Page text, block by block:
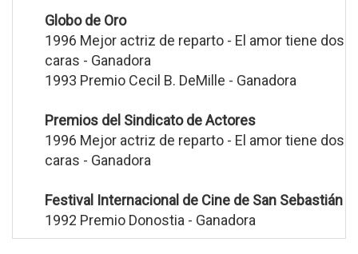
Globo de Oro
1996 Mejor actriz de reparto - El amor tiene dos
caras - Ganadora
1993 Premio Cecil B. DeMille - Ganadora
Premios del Sindicato de Actores
1996 Mejor actriz de reparto - El amor tiene dos
caras - Ganadora
Festival Internacional de Cine de San Sebastián
1992 Premio Donostia - Ganadora